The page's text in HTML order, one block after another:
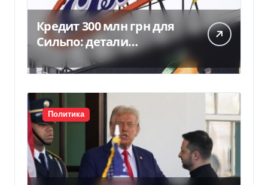
Кредит 300 млн грн для
Сильпо: детали
соглашения с
Ощадбанком
Политика